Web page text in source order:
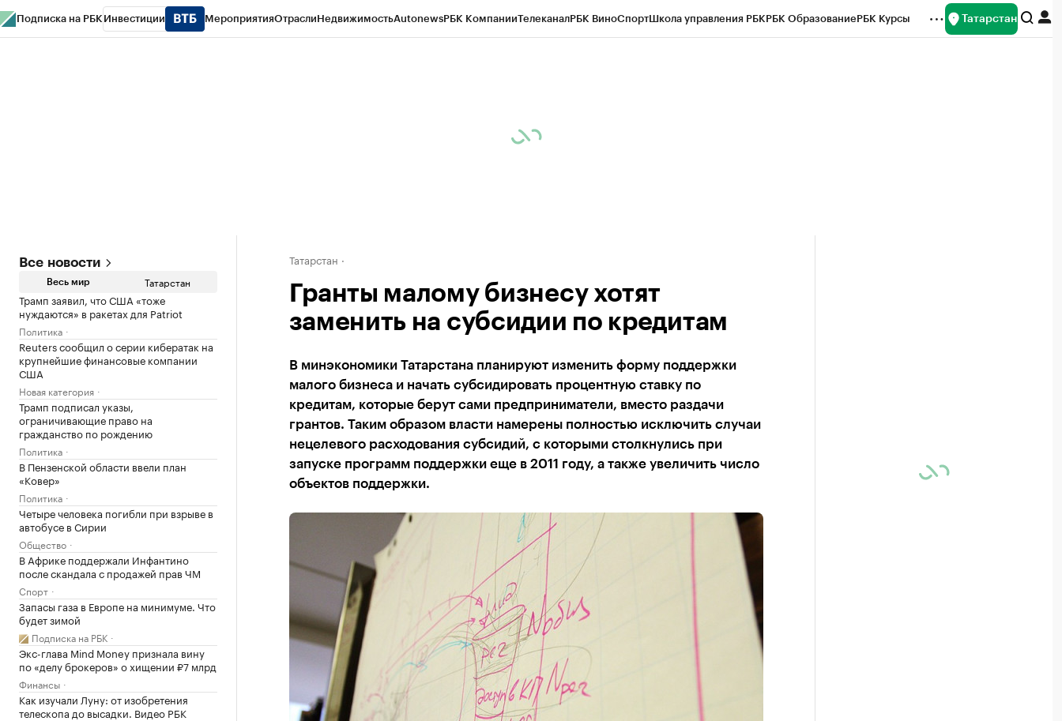
Подписка на РБК Инвестиции МероприятияОтраслиНедвижимостьAutonewsРБК КомпанииТелеканалРБК ВиноСпортШкола управления РБКРБК ОбразованиеРБК Курсы Татарстан
Все новости
Весь мир Татарстан
Трамп заявил, что США «тоже
нуждаются» в ракетах для Patriot
Политика
Reuters сообщил о серии кибератак на
крупнейшие финансовые компании
США
Новая категория
Трамп подписал указы,
ограничивающие право на
гражданство по рождению
Политика
В Пензенской области ввели план
«Ковер»
Политика
Четыре человека погибли при взрыве в
автобусе в Сирии
Общество
В Африке поддержали Инфантино
после скандала с продажей прав ЧМ
Спорт
Запасы газа в Европе на минимуме. Что
будет зимой
Подписка на РБК
Экс-глава Mind Money признала вину
по «делу брокеров» о хищении ₽7 млрд
Финансы
Как изучали Луну: от изобретения
телескопа до высадки. Видео РБК
Татарстан
Гранты малому бизнесу хотят
заменить на субсидии по кредитам
В минэкономики Татарстана планируют изменить форму поддержки
малого бизнеса и начать субсидировать процентную ставку по
кредитам, которые берут сами предприниматели, вместо раздачи
грантов. Таким образом власти намерены полностью исключить случаи
нецелевого расходования субсидий, с которыми столкнулись при
запуске программ поддержки еще в 2011 году, а также увеличить число
объектов поддержки.